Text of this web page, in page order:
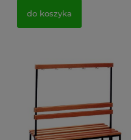
do koszyka